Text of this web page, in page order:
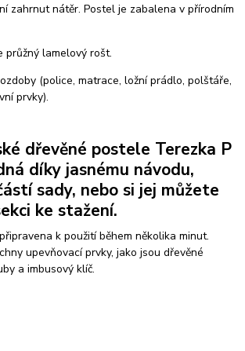
zahrnut nátěr. Postel je zabalena v přírodním
průžný lamelový rošt.
(police, matrace, ložní prádlo, polštáře,
prvky).
dřevěné postele Terezka P
díky jasnému návodu,
sady, nebo si jej můžete
ke stažení.
k použití během několika minut.
upevňovací prvky, jako jsou dřevěné
a imbusový klíč.